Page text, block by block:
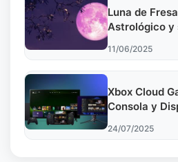
Luna de
Astrológico y
11/06/2025
Xbox Cloud
Consola y
24/07/2025